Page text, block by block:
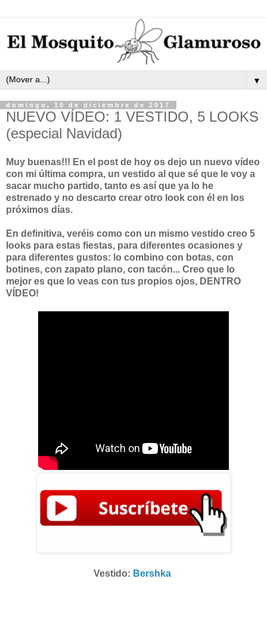
▼
domingo, 10 de diciembre de 2017
NUEVO VÍDEO: 1 VESTIDO, 5 LOOKS
(especial Navidad)
Muy buenas!!! En el post de hoy os dejo un nuevo vídeo
con mi última compra, un vestido al que sé que le voy a
sacar mucho partido, tanto es así que ya lo he
estrenado y no descarto crear otro look con él en los
próximos días.
En definitiva, veréis como con un mismo vestido creo 5
looks para estas fiestas, para diferentes ocasiones y
para diferentes gustos: lo combino con botas, con
botines, con zapato plano, con tacón... Creo que lo
mejor es que lo veas con tus propios ojos, DENTRO
VÍDEO!
Vestido: Bershka